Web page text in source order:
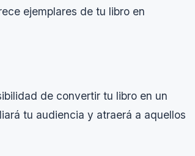
ejemplares de tu libro en
de convertir tu libro en un
tu audiencia y atraerá a aquellos